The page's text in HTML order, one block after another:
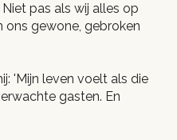
pas als wij alles op
ons gewone, gebroken
'Mijn leven voelt als die
gasten. En